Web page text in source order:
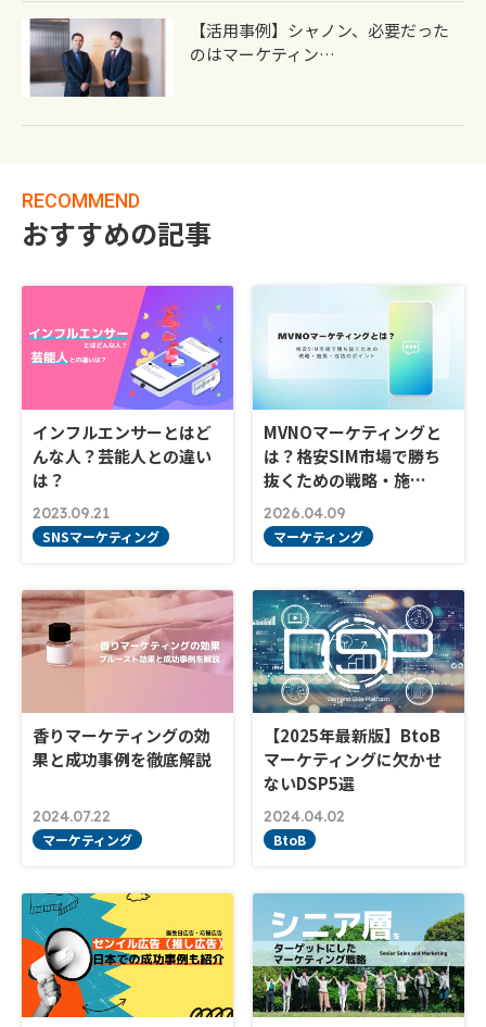
【活用事例】シャノン、必要だった
のはマーケティン…
RECOMMEND
おすすめの記事
インフルエンサーとはど
んな人？芸能人との違い
は？
2023.09.21
SNSマーケティング
MVNOマーケティングと
は？格安SIM市場で勝ち
抜くための戦略・施…
2026.04.09
マーケティング
香りマーケティングの効
果と成功事例を徹底解説
2024.07.22
マーケティング
【2025年最新版】BtoB
マーケティングに欠かせ
ないDSP5選
2024.04.02
BtoB